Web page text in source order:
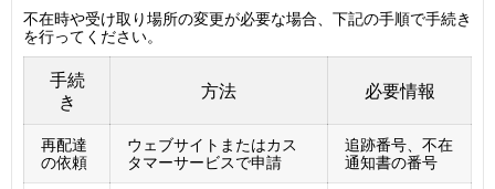
不在時や受け取り場所の変更が必要な場合、下記の手順で手続き
を行ってください。
手続
き
方法 必要情報
再配達
の依頼
ウェブサイトまたはカス
タマーサービスで申請
追跡番号、不在
通知書の番号